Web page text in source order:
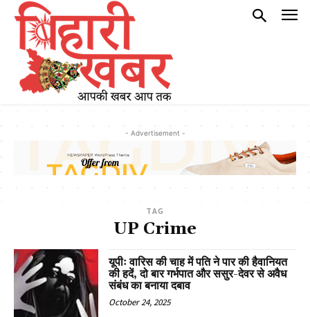
- Advertisement -
TAG
UP Crime
यूपीः वारिस की चाह में पति ने पार की हैवानियत
की हदें, दो बार गर्भपात और ससुर-देवर से अवैध
संबंध का बनाया दबाव
October 24, 2025